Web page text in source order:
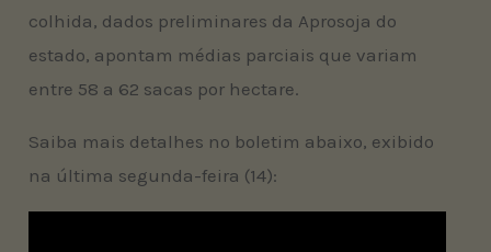
colhida, dados preliminares da Aprosoja do
estado, apontam médias parciais que variam
entre 58 a 62 sacas por hectare.
Saiba mais detalhes no boletim abaixo, exibido
na última segunda-feira (14):